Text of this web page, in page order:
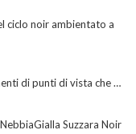
ciclo noir ambientato a
di punti di vista che …
Suzzara Noir